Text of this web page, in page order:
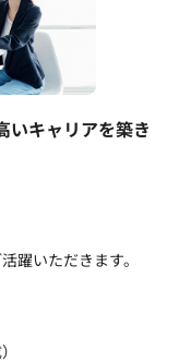
キャリアを築き
躍いただきます。